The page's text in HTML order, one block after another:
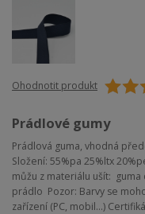
Ohodnotit produkt
Prádlové gumy
Prádlová guma, vhodná
Složení: 55%pa 25%ltx
můžu z materiálu ušít:
prádlo Pozor: Barvy se
zařízení (PC, mobil...)